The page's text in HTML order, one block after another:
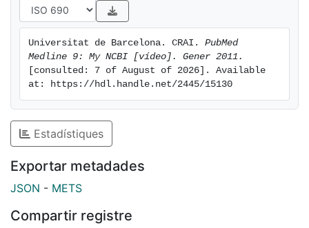
Universitat de Barcelona. CRAI. PubMed
Medline 9: My NCBI [vídeo]. Gener 2011.
[consulted: 7 of August of 2026]. Available
at: https://hdl.handle.net/2445/15130
Estadístiques
Exportar metadades
JSON - METS
Compartir registre